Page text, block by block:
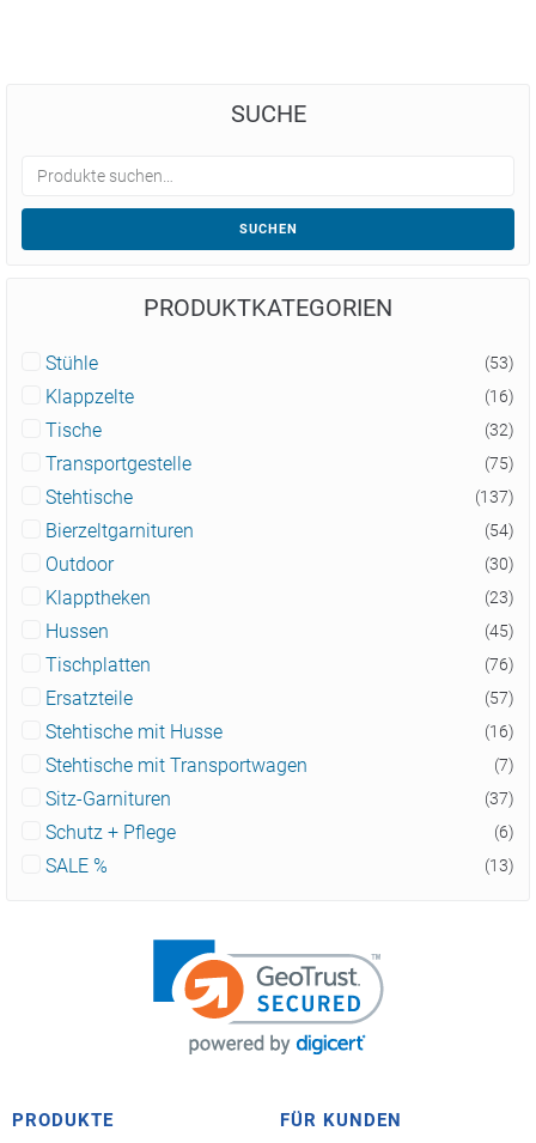
SUCHE
SUCHEN
PRODUKTKATEGORIEN
Stühle (53)
Klappzelte (16)
Tische (32)
Transportgestelle (75)
Stehtische (137)
Bierzeltgarnituren (54)
Outdoor (30)
Klapptheken (23)
Hussen (45)
Tischplatten (76)
Ersatzteile (57)
Stehtische mit Husse (16)
Stehtische mit Transportwagen (7)
Sitz-Garnituren (37)
Schutz + Pflege (6)
SALE % (13)
PRODUKTE FÜR KUNDEN